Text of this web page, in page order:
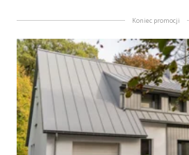
Koniec promocji